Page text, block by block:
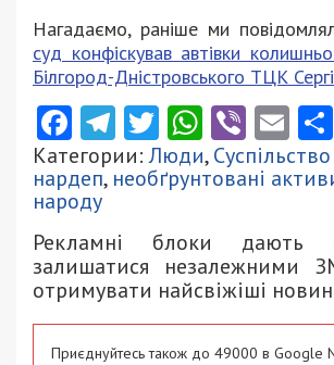
Нагадаємо, раніше ми
суд конфіскував автівки
Білгород-Дністровського ТЦК
Facebook
Telegram
TwitterViber
Категории:Люди,Суспільство
нардеп, необґрунтовані
народу
Рекламні блоки дають
залишатися незалежними
отримувати найсвіжіші
Приєднуйтесь також до 49000 в Google